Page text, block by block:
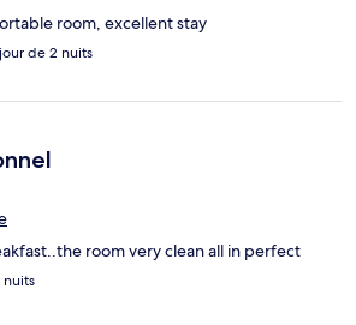
room, excellent stay
de 2 nuits
room very clean all in perfect
nuits